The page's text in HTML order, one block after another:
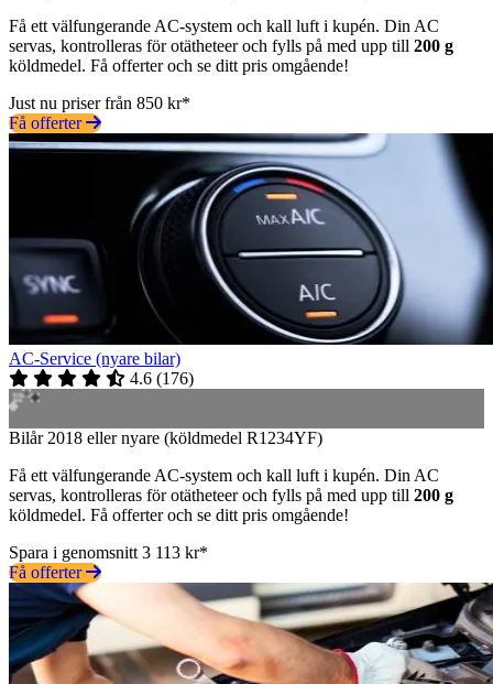
Få ett välfungerande AC-system och kall luft i kupén. Din AC
servas, kontrolleras för otätheteer och fylls på med upp till 200 g
köldmedel. Få offerter och se ditt pris omgående!
Just nu priser från 850 kr*
Få offerter
AC-Service (nyare bilar)
4.6 (176)
Bilår 2018 eller nyare (köldmedel R1234YF)
Få ett välfungerande AC-system och kall luft i kupén. Din AC
servas, kontrolleras för otätheteer och fylls på med upp till 200 g
köldmedel. Få offerter och se ditt pris omgående!
Spara i genomsnitt 3 113 kr*
Få offerter